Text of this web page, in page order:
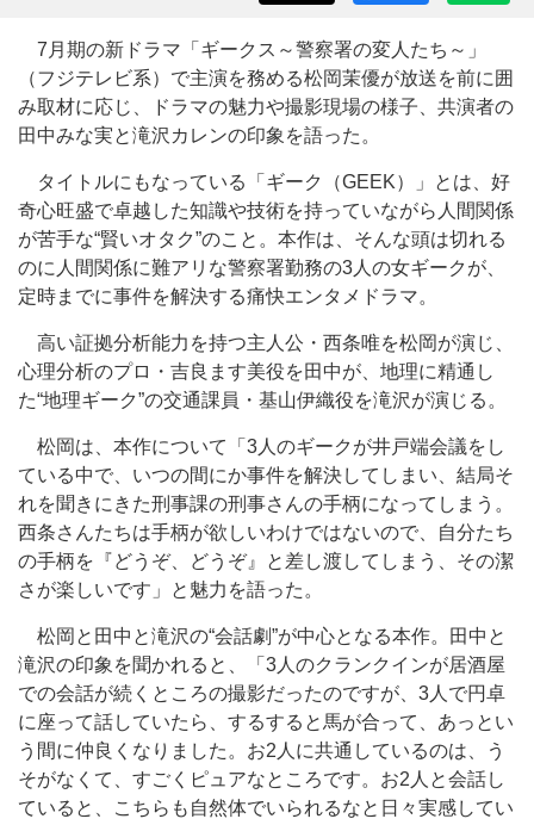
7月期の新ドラマ「ギークス～警察署の変人たち～」
（フジテレビ系）で主演を務める松岡茉優が放送を前に囲
み取材に応じ、ドラマの魅力や撮影現場の様子、共演者の
田中みな実と滝沢カレンの印象を語った。
タイトルにもなっている「ギーク（GEEK）」とは、好
奇心旺盛で卓越した知識や技術を持っていながら人間関係
が苦手な“賢いオタク”のこと。本作は、そんな頭は切れる
のに人間関係に難アリな警察署勤務の3人の女ギークが、
定時までに事件を解決する痛快エンタメドラマ。
高い証拠分析能力を持つ主人公・西条唯を松岡が演じ、
心理分析のプロ・吉良ます美役を田中が、地理に精通し
た“地理ギーク”の交通課員・基山伊織役を滝沢が演じる。
松岡は、本作について「3人のギークが井戸端会議をし
ている中で、いつの間にか事件を解決してしまい、結局そ
れを聞きにきた刑事課の刑事さんの手柄になってしまう。
西条さんたちは手柄が欲しいわけではないので、自分たち
の手柄を『どうぞ、どうぞ』と差し渡してしまう、その潔
さが楽しいです」と魅力を語った。
松岡と田中と滝沢の“会話劇”が中心となる本作。田中と
滝沢の印象を聞かれると、「3人のクランクインが居酒屋
での会話が続くところの撮影だったのですが、3人で円卓
に座って話していたら、するすると馬が合って、あっとい
う間に仲良くなりました。お2人に共通しているのは、う
そがなくて、すごくピュアなところです。お2人と会話し
ていると、こちらも自然体でいられるなと日々実感してい